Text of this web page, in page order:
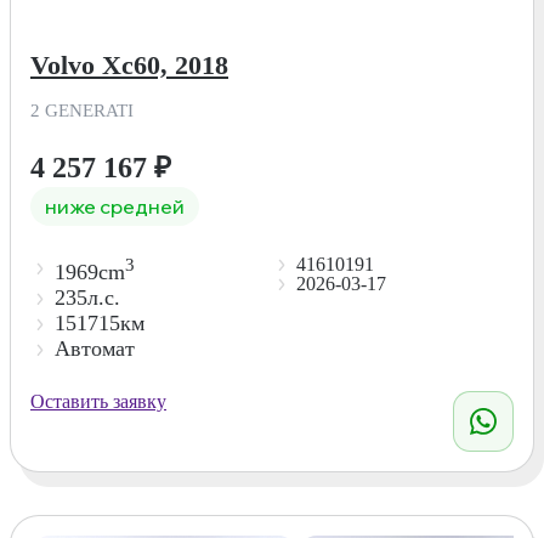
Volvo Xc60, 2018
2 GENERATI
4 257 167 ₽
ниже средней
1969cm3
235л.с.
151715км
Автомат
41610191
2026-03-17
Оставить заявку